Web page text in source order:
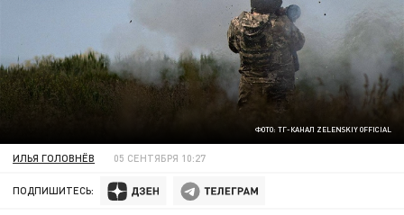
ФОТО: ТГ-КАНАЛ ZELENSKIY OFFICIAL
ИЛЬЯ ГОЛОВНЁВ 05 СЕНТЯБРЯ 10:27
ПОДПИШИТЕСЬ: